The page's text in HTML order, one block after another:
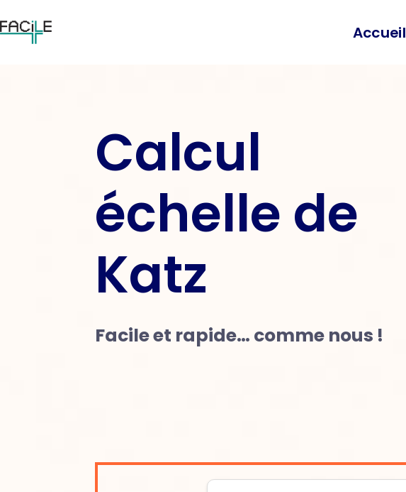
Accueil
Calcul
échelle de
Katz
Facile et rapide… comme nous !